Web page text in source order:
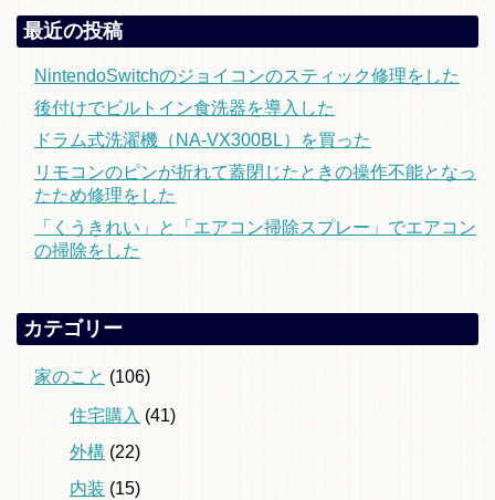
最近の投稿
NintendoSwitchのジョイコンのスティック修理をした
後付けでビルトイン食洗器を導入した
ドラム式洗濯機（NA-VX300BL）を買った
リモコンのピンが折れて蓋閉じたときの操作不能となっ
たため修理をした
「くうきれい」と「エアコン掃除スプレー」でエアコン
の掃除をした
カテゴリー
家のこと (106)
住宅購入 (41)
外構 (22)
内装 (15)